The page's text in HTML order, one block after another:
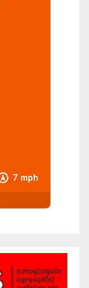
7 mph